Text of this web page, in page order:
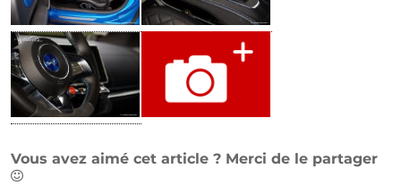
Vous avez aimé cet article ? Merci de le partager